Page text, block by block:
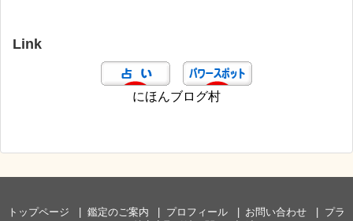
Link
にほんブログ村
トップページ 鑑定のご案内 プロフィール お問い合わせ
プラ